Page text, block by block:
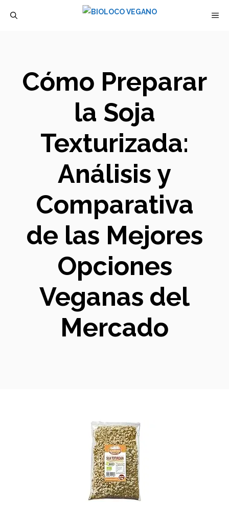
Cómo Preparar
la Soja
Texturizada:
Análisis y
Comparativa
de las Mejores
Opciones
Veganas del
Mercado